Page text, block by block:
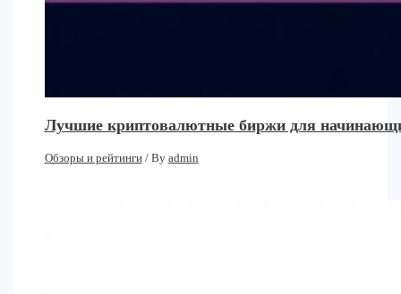
Лучшие криптовалютные биржи для
Обзоры и рейтинги/ By admin